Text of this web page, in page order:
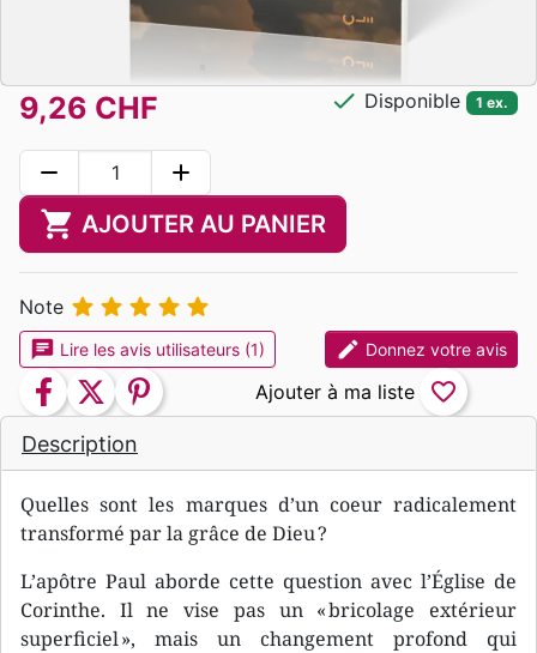
Description
Quelles sont les marques d’un coeur radicalement
transformé par la grâce de Dieu ?
L’apôtre Paul aborde cette question avec l’Église de
Corinthe. Il ne vise pas un « bricolage extérieur
superficiel », mais un changement profond qui
9,26 CHF check Disponible 1 ex.
remove add
shopping_cart AJOUTER AU PANIER
Note     
chat Lire les avis utilisateurs (1) edit Donnez votre avis
facebook twitter pinterest favorite_border